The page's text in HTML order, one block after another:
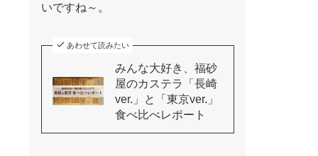
いですね～。
あわせて読みたい
みんな大好き、福砂
屋のカステラ「長崎
ver.」と「東京ver.」
食べ比べレポート